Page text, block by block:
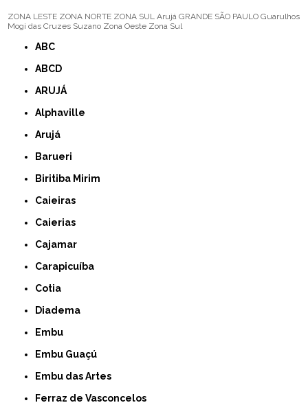
ZONA LESTE ZONA NORTE ZONA SUL Arujá GRANDE SÃO PAULO Guarulhos
Mogi das Cruzes Suzano Zona Oeste Zona Sul
ABC
ABCD
ARUJÁ
Alphaville
Arujá
Barueri
Biritiba Mirim
Caieiras
Caierias
Cajamar
Carapicuíba
Cotia
Diadema
Embu
Embu Guaçú
Embu das Artes
Ferraz de Vasconcelos